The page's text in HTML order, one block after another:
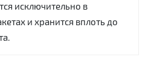
исключительно в
и хранится вплоть до